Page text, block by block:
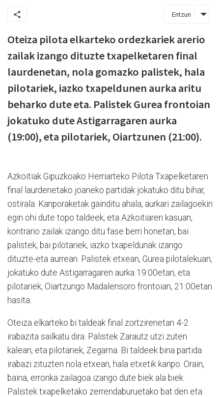
Entzun
Oteiza pilota elkarteko ordezkariek arerio
zailak izango dituzte txapelketaren final
laurdenetan, nola gomazko palistek, hala
pilotariek, iazko txapeldunen aurka aritu
beharko dute eta. Palistek Gurea frontoian
jokatuko dute Astigarragaren aurka
(19:00), eta pilotariek, Oiartzunen (21:00).
Azkoitiak Gipuzkoako Herriarteko Pilota Txapelketaren
final laurdenetako joaneko partidak jokatuko ditu bihar,
ostirala. Kanporaketak gainditu ahala, aurkari zailagoekin
egin ohi dute topo taldeek, eta Azkoitiaren kasuan,
kontrario zailak izango ditu fase berri honetan, bai
palistek, bai pilotariek, iazko txapeldunak izango
dituzte-eta aurrean. Palistek etxean, Gurea pilotalekuan,
jokatuko dute Astigarragaren aurka 19:00etan, eta
pilotariek, Oiartzungo Madalensoro frontoian, 21:00etan
hasita.
Oteiza elkarteko bi taldeak final zortzirenetan 4-2
irabazita sailkatu dira. Palistek Zarautz utzi zuten
kalean, eta pilotariek, Zegama. Bi taldeek bina partida
irabazi zituzten nola etxean, hala etxetik kanpo. Orain,
baina, erronka zailagoa izango dute biek ala biek.
Palistek txapelketako zerrendaburuetako bat den eta